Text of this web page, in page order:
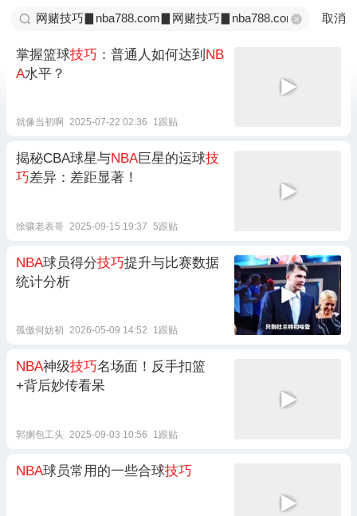
取消
掌握篮球技巧 ：普通人如何达到 NB
A水平？
就像当初啊 2025-07-22 02:36 1跟贴
揭秘CBA球星与NBA巨星的运球技
巧差异：差距显著！
徐骧老表哥 2025-09-15 19:37 5跟贴
NBA球员得分技巧提升与比赛数据
统计分析
孤傲何妨初 2026-05-09 14:52 1跟贴
NBA神级技巧名场面！反手扣篮
+背后妙传看呆
郭揦包工头 2025-09-03 10:56 1跟贴
NBA球员常用的一些合球技巧